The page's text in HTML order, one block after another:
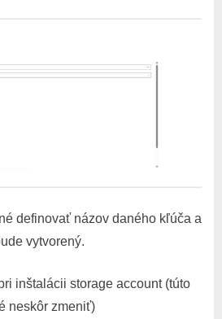
definovať názov daného kľúča a
vytvorený.
inštalácii storage account (túto
neskôr zmeniť)